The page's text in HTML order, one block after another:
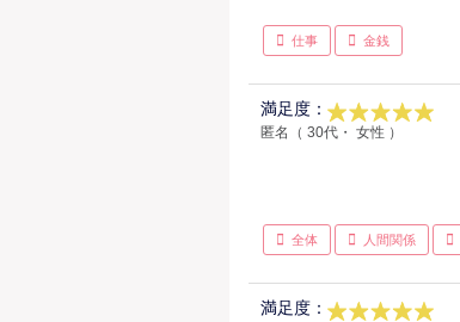
仕事 金銭
満足度：
匿名（ 30代・ 女性 ）
全体 人間関係
満足度：